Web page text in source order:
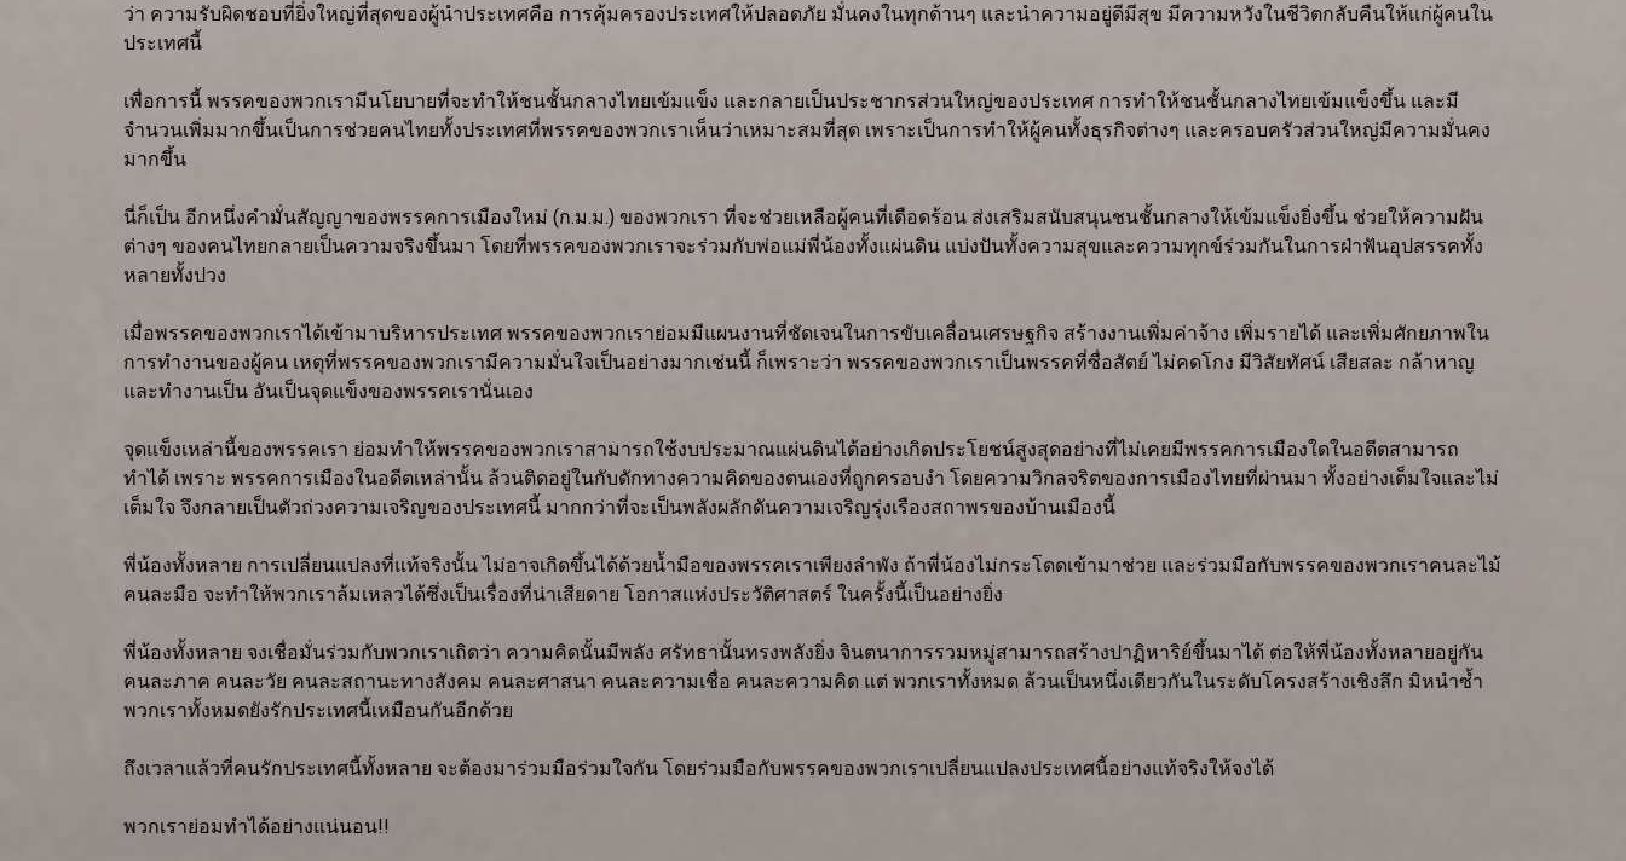
ว่า ความรับผิดชอบที่ยิ่งใหญ่ที่สุดของผู้นำประเทศคือ การคุ้มครองประเทศให้ปลอดภัย มั่นคงในทุกด้านๆ และนำความอยู่ดีมีสุข มีความหวังในชีวิตกลับคืนให้แก่ผู้คนใน
ประเทศนี้
เพื่อการนี้ พรรคของพวกเรามีนโยบายที่จะทำให้ชนชั้นกลางไทยเข้มแข็ง และกลายเป็นประชากรส่วนใหญ่ของประเทศ การทำให้ชนชั้นกลางไทยเข้มแข็งขึ้น และมี
จำนวนเพิ่มมากขึ้นเป็นการช่วยคนไทยทั้งประเทศที่พรรคของพวกเราเห็นว่าเหมาะสมที่สุด เพราะเป็นการทำให้ผู้คนทั้งธุรกิจต่างๆ และครอบครัวส่วนใหญ่มีความมั่นคง
มากขึ้น
นี่ก็เป็น อีกหนึ่งคำมั่นสัญญาของพรรคการเมืองใหม่ (ก.ม.ม.) ของพวกเรา ที่จะช่วยเหลือผู้คนที่เดือดร้อน ส่งเสริมสนับสนุนชนชั้นกลางให้เข้มแข็งยิ่งขึ้น ช่วยให้ความฝัน
ต่างๆ ของคนไทยกลายเป็นความจริงขึ้นมา โดยที่พรรคของพวกเราจะร่วมกับพ่อแม่พี่น้องทั้งแผ่นดิน แบ่งปันทั้งความสุขและความทุกข์ร่วมกันในการฝ่าฟันอุปสรรคทั้ง
หลายทั้งปวง
เมื่อพรรคของพวกเราได้เข้ามาบริหารประเทศ พรรคของพวกเราย่อมมีแผนงานที่ชัดเจนในการขับเคลื่อนเศรษฐกิจ สร้างงานเพิ่มค่าจ้าง เพิ่มรายได้ และเพิ่มศักยภาพใน
การทำงานของผู้คน เหตุที่พรรคของพวกเรามีความมั่นใจเป็นอย่างมากเช่นนี้ ก็เพราะว่า พรรคของพวกเราเป็นพรรคที่ซื่อสัตย์ ไม่คดโกง มีวิสัยทัศน์ เสียสละ กล้าหาญ
และทำงานเป็น อันเป็นจุดแข็งของพรรคเรานั่นเอง
จุดแข็งเหล่านี้ของพรรคเรา ย่อมทำให้พรรคของพวกเราสามารถใช้งบประมาณแผ่นดินได้อย่างเกิดประโยชน์สูงสุดอย่างที่ไม่เคยมีพรรคการเมืองใดในอดีตสามารถ
ทำได้ เพราะ พรรคการเมืองในอดีตเหล่านั้น ล้วนติดอยู่ในกับดักทางความคิดของตนเองที่ถูกครอบงำ โดยความวิกลจริตของการเมืองไทยที่ผ่านมา ทั้งอย่างเต็มใจและไม่
เต็มใจ จึงกลายเป็นตัวถ่วงความเจริญของประเทศนี้ มากกว่าที่จะเป็นพลังผลักดันความเจริญรุ่งเรืองสถาพรของบ้านเมืองนี้
พี่น้องทั้งหลาย การเปลี่ยนแปลงที่แท้จริงนั้น ไม่อาจเกิดขึ้นได้ด้วยน้ำมือของพรรคเราเพียงลำพัง ถ้าพี่น้องไม่กระโดดเข้ามาช่วย และร่วมมือกับพรรคของพวกเราคนละไม้
คนละมือ จะทำให้พวกเราล้มเหลวได้ซึ่งเป็นเรื่องที่น่าเสียดาย โอกาสแห่งประวัติศาสตร์ ในครั้งนี้เป็นอย่างยิ่ง
พี่น้องทั้งหลาย จงเชื่อมั่นร่วมกับพวกเราเถิดว่า ความคิดนั้นมีพลัง ศรัทธานั้นทรงพลังยิ่ง จินตนาการรวมหมู่สามารถสร้างปาฏิหาริย์ขึ้นมาได้ ต่อให้พี่น้องทั้งหลายอยู่กัน
คนละภาค คนละวัย คนละสถานะทางสังคม คนละศาสนา คนละความเชื่อ คนละความคิด แต่ พวกเราทั้งหมด ล้วนเป็นหนึ่งเดียวกันในระดับโครงสร้างเชิงลึก มิหนำซ้ำ
พวกเราทั้งหมดยังรักประเทศนี้เหมือนกันอีกด้วย
ถึงเวลาแล้วที่คนรักประเทศนี้ทั้งหลาย จะต้องมาร่วมมือร่วมใจกัน โดยร่วมมือกับพรรคของพวกเราเปลี่ยนแปลงประเทศนี้อย่างแท้จริงให้จงได้
พวกเราย่อมทำได้อย่างแน่นอน!!